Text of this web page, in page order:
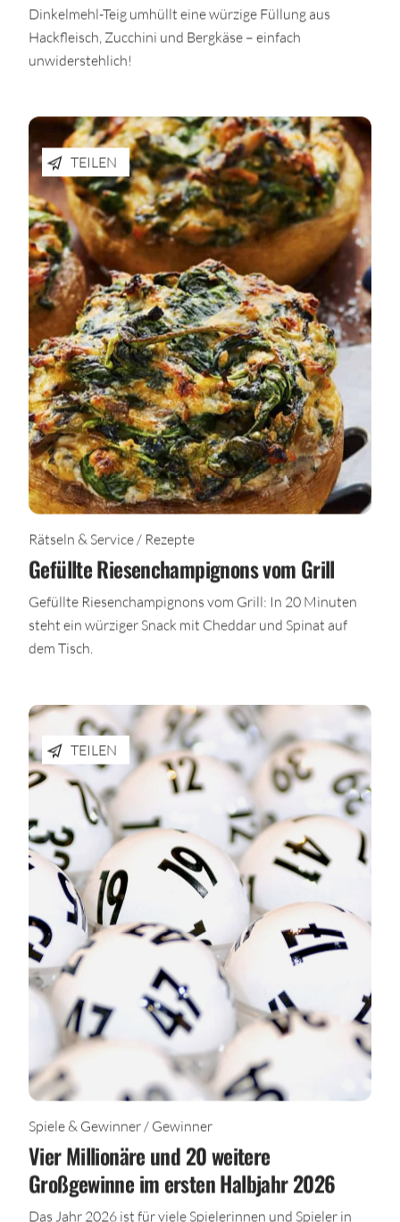
Dinkelmehl-Teig umhüllt eine würzige Füllung aus
Hackfleisch, Zucchini und Bergkäse – einfach
unwiderstehlich!
TEILEN
Rätseln & Service / Rezepte
Gefüllte Riesenchampignons vom Grill
Gefüllte Riesenchampignons vom Grill: In 20 Minuten
steht ein würziger Snack mit Cheddar und Spinat auf
dem Tisch.
TEILEN
Spiele & Gewinner / Gewinner
Vier Millionäre und 20 weitere
Großgewinne im ersten Halbjahr 2026
Das Jahr 2026 ist für viele Spielerinnen und Spieler in